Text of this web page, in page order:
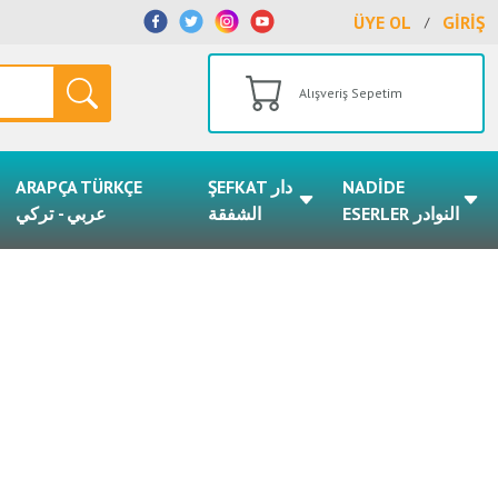
ÜYE OL / GİRİŞ
Alışveriş Sepetim
ARAPÇA TÜRKÇE
عربي - تركي
ŞEFKAT دار
الشفقة
NADİDE
ESERLER النوادر